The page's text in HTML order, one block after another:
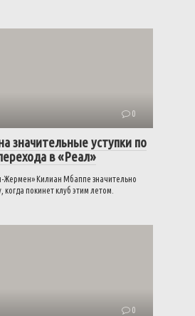
0
значительные уступки по
в «Реал»
Килиан Мбаппе значительно
когда покинет клуб этим летом.
0